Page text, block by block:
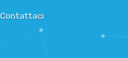
Contattaci